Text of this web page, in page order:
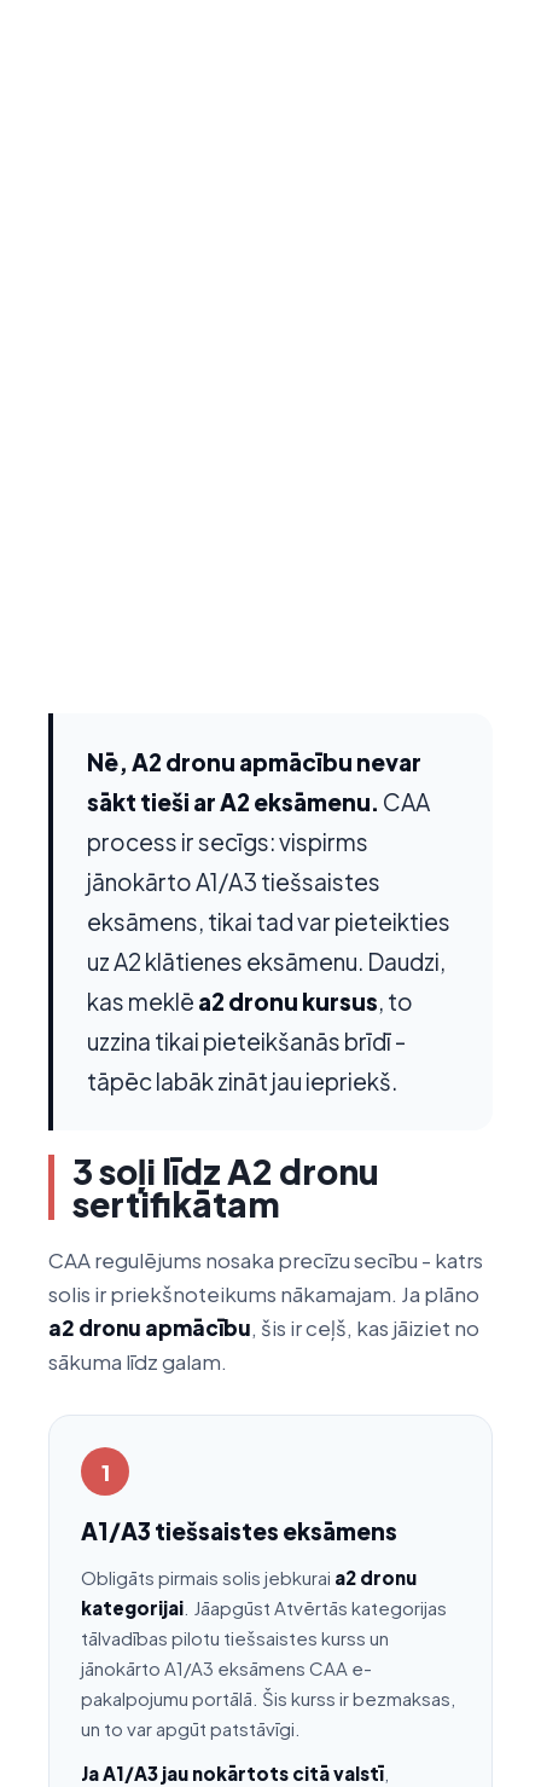
Nē, A2 dronu apmācību nevar
sākt tieši ar A2 eksāmenu. CAA
process ir secīgs: vispirms
jānokārto A1/A3 tiešsaistes
eksāmens, tikai tad var pieteikties
uz A2 klātienes eksāmenu. Daudzi,
kas meklē a2 dronu kursus, to
uzzina tikai pieteikšanās brīdī -
tāpēc labāk zināt jau iepriekš.
3 soļi līdz A2 dronu
sertifikātam
CAA regulējums nosaka precīzu secību - katrs
solis ir priekšnoteikums nākamajam. Ja plāno
a2 dronu apmācību, šis ir ceļš, kas jāiziet no
sākuma līdz galam.
1
A1/A3 tiešsaistes eksāmens
Obligāts pirmais solis jebkurai a2 dronu
kategorijai . Jāapgūst Atvērtās kategorijas
tālvadības pilotu tiešsaistes kurss un
jānokārto A1/A3 eksāmens CAA e-
pakalpojumu portālā. Šis kurss ir bezmaksas,
un to var apgūt patstāvīgi.
Ja A1/A3 jau nokārtots citā valstī